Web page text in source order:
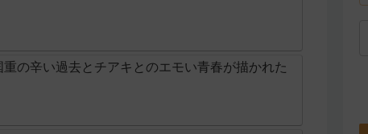
の辛い過去とチアキとのエモい青春が描かれた